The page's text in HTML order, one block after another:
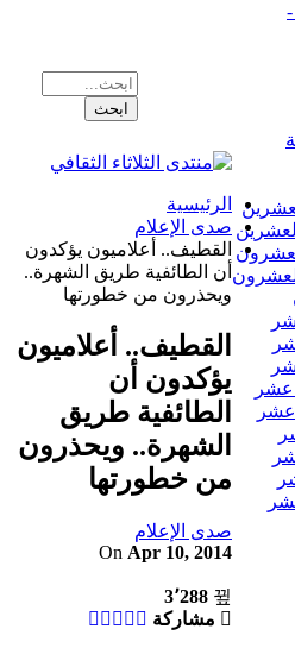
-
عشر
الرئيسية
صدى الإعلام
القطيف.. أعلاميون يؤكدون
أن الطائفية طريق الشهرة..
ويحذرون من خطورتها
القطيف.. أعلاميون
يؤكدون أن
الطائفية طريق
الشهرة.. ويحذرون
من خطورتها
صدى الإعلام
On Apr 10, 2014
3٬288
مشاركة